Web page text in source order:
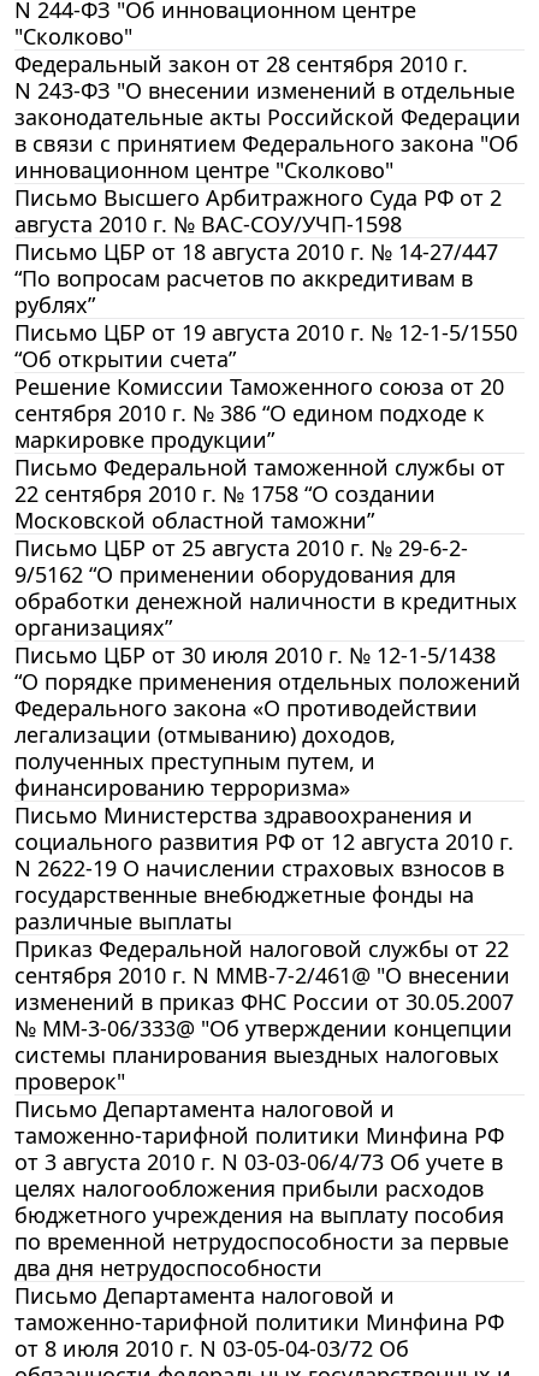
N 244-ФЗ "Об инновационном центре
"Сколково"
Федеральный закон от 28 сентября 2010 г.
N 243-ФЗ "О внесении изменений в отдельные
законодательные акты Российской Федерации
в связи с принятием Федерального закона "Об
инновационном центре "Сколково"
Письмо Высшего Арбитражного Суда РФ от 2
августа 2010 г. № ВАС-СОУ/УЧП-1598
Письмо ЦБР от 18 августа 2010 г. № 14-27/447
“По вопросам расчетов по аккредитивам в
рублях”
Письмо ЦБР от 19 августа 2010 г. № 12-1-5/1550
“Об открытии счета”
Решение Комиссии Таможенного союза от 20
сентября 2010 г. № 386 “О едином подходе к
маркировке продукции”
Письмо Федеральной таможенной службы от
22 сентября 2010 г. № 1758 “О создании
Московской областной таможни”
Письмо ЦБР от 25 августа 2010 г. № 29-6-2-
9/5162 “О применении оборудования для
обработки денежной наличности в кредитных
организациях”
Письмо ЦБР от 30 июля 2010 г. № 12-1-5/1438
“О порядке применения отдельных положений
Федерального закона «О противодействии
легализации (отмыванию) доходов,
полученных преступным путем, и
финансированию терроризма»
Письмо Министерства здравоохранения и
социального развития РФ от 12 августа 2010 г.
N 2622-19 О начислении страховых взносов в
государственные внебюджетные фонды на
различные выплаты
Приказ Федеральной налоговой службы от 22
сентября 2010 г. N ММВ-7-2/461@ "О внесении
изменений в приказ ФНС России от 30.05.2007
№ ММ-3-06/333@ "Об утверждении концепции
системы планирования выездных налоговых
проверок"
Письмо Департамента налоговой и
таможенно-тарифной политики Минфина РФ
от 3 августа 2010 г. N 03-03-06/4/73 Об учете в
целях налогообложения прибыли расходов
бюджетного учреждения на выплату пособия
по временной нетрудоспособности за первые
два дня нетрудоспособности
Письмо Департамента налоговой и
таможенно-тарифной политики Минфина РФ
от 8 июля 2010 г. N 03-05-04-03/72 Об